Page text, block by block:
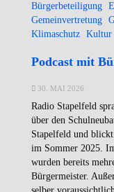
Bürgerbeteiligung
Gemeinvertretung
Klimaschutz Kultur
Podcast mit
30. MAI 2026
Radio Stapelfeld
über den
Stapelfeld und
im Sommer 2025.
wurden bereits
Bürgermeister.